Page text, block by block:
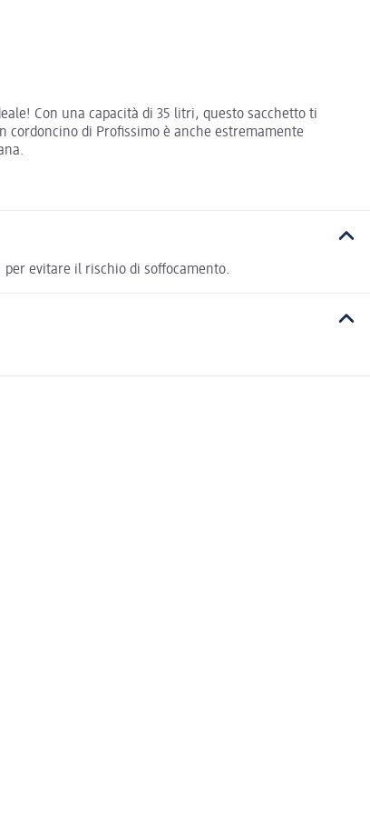
Con una capacità di 35 litri, questo sacchetto ti
cordoncino di Profissimo è anche estremamente
evitare il rischio di soﬀocamento.